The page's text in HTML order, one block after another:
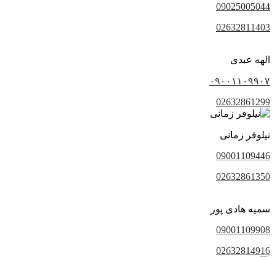
09025005044
02632811403
الهه عبدی
۰۹۰۰۱۱۰۹۹۰۷
02632861299
نیلوفر زمانی
09001109446
02632861350
سمیه هادی پور
09001109908
02632814916